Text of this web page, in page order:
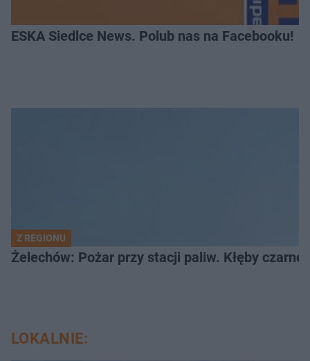
ESKA Siedlce News. Polub nas na Facebooku!
Z REGIONU
Żelechów: Pożar przy stacji paliw. Kłęby
LOKALNIE: